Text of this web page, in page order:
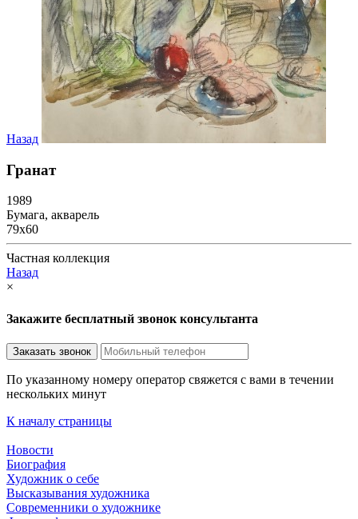
Назад
Гранат
1989
Бумага, акварель
79х60
Частная коллекция
Назад
×
Закажите бесплатный звонок консультанта
По указанному номеру оператор свяжется с вами в течении
нескольких минут
К началу страницы
Новости
Биография
Художник о себе
Выcказывания художника
Современники о художнике